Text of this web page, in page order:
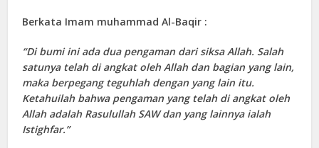
Berkata Imam muhammad Al-Baqir :
“Di bumi ini ada dua pengaman dari siksa Allah. Salah
satunya telah di angkat oleh Allah dan bagian yang lain,
maka berpegang teguhlah dengan yang lain itu.
Ketahuilah bahwa pengaman yang telah di angkat oleh
Allah adalah Rasulullah SAW dan yang lainnya ialah
Istighfar.”